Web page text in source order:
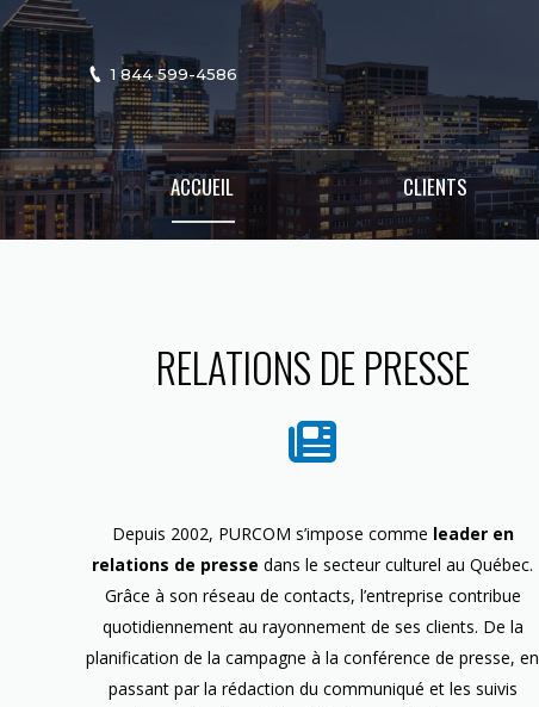
1 844 599-4586
ACCUEIL CLIENTS
RELATIONS DE PRESSE
Depuis 2002, PURCOM s’impose comme leader en
relations de presse dans le secteur culturel au Québec.
Grâce à son réseau de contacts, l’entreprise contribue
quotidiennement au rayonnement de ses clients. De la
planification de la campagne à la conférence de presse, en
passant par la rédaction du communiqué et les suivis